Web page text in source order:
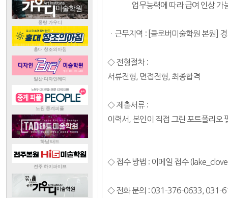
업무능력에 따라 급여 인상 가
ㆍ근무지역 : [클로버미술학원 본원]
◇ 전형절차 :
서류전형, 면접전형, 최종합격
◇ 제출서류 :
이력서, 본인이 직접 그린 포트폴리오
◇ 접수 방법 : 이메일 접수
◇ 전화 문의 : 031-376-0633, 031-